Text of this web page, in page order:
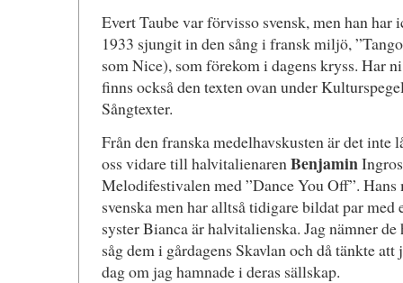
Evert Taube var förvisso svensk, men han
1933 sjungit in den sång i fransk miljö,
som Nice), som förekom i dagens kryss. Har
finns också den texten ovan under
Sångtexter.
Från den franska medelhavskusten är det
oss vidare till halvitalienarenBenjamin
Melodifestivalen med ”Dance You Off”.
svenska men har alltså tidigare bildat par med
syster Bianca är halvitalienska. Jag nämner
såg dem i gårdagens Skavlan och då tänkte
dag om jag hamnade i deras sällskap.